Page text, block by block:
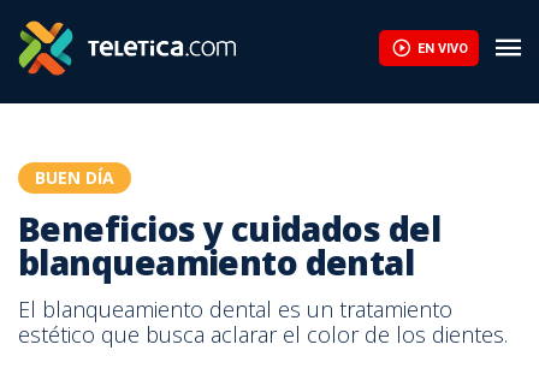
EN VIVO
BUEN DÍA
Beneficios y cuidados del
blanqueamiento dental
El blanqueamiento dental es un tratamiento
estético que busca aclarar el color de los dientes.